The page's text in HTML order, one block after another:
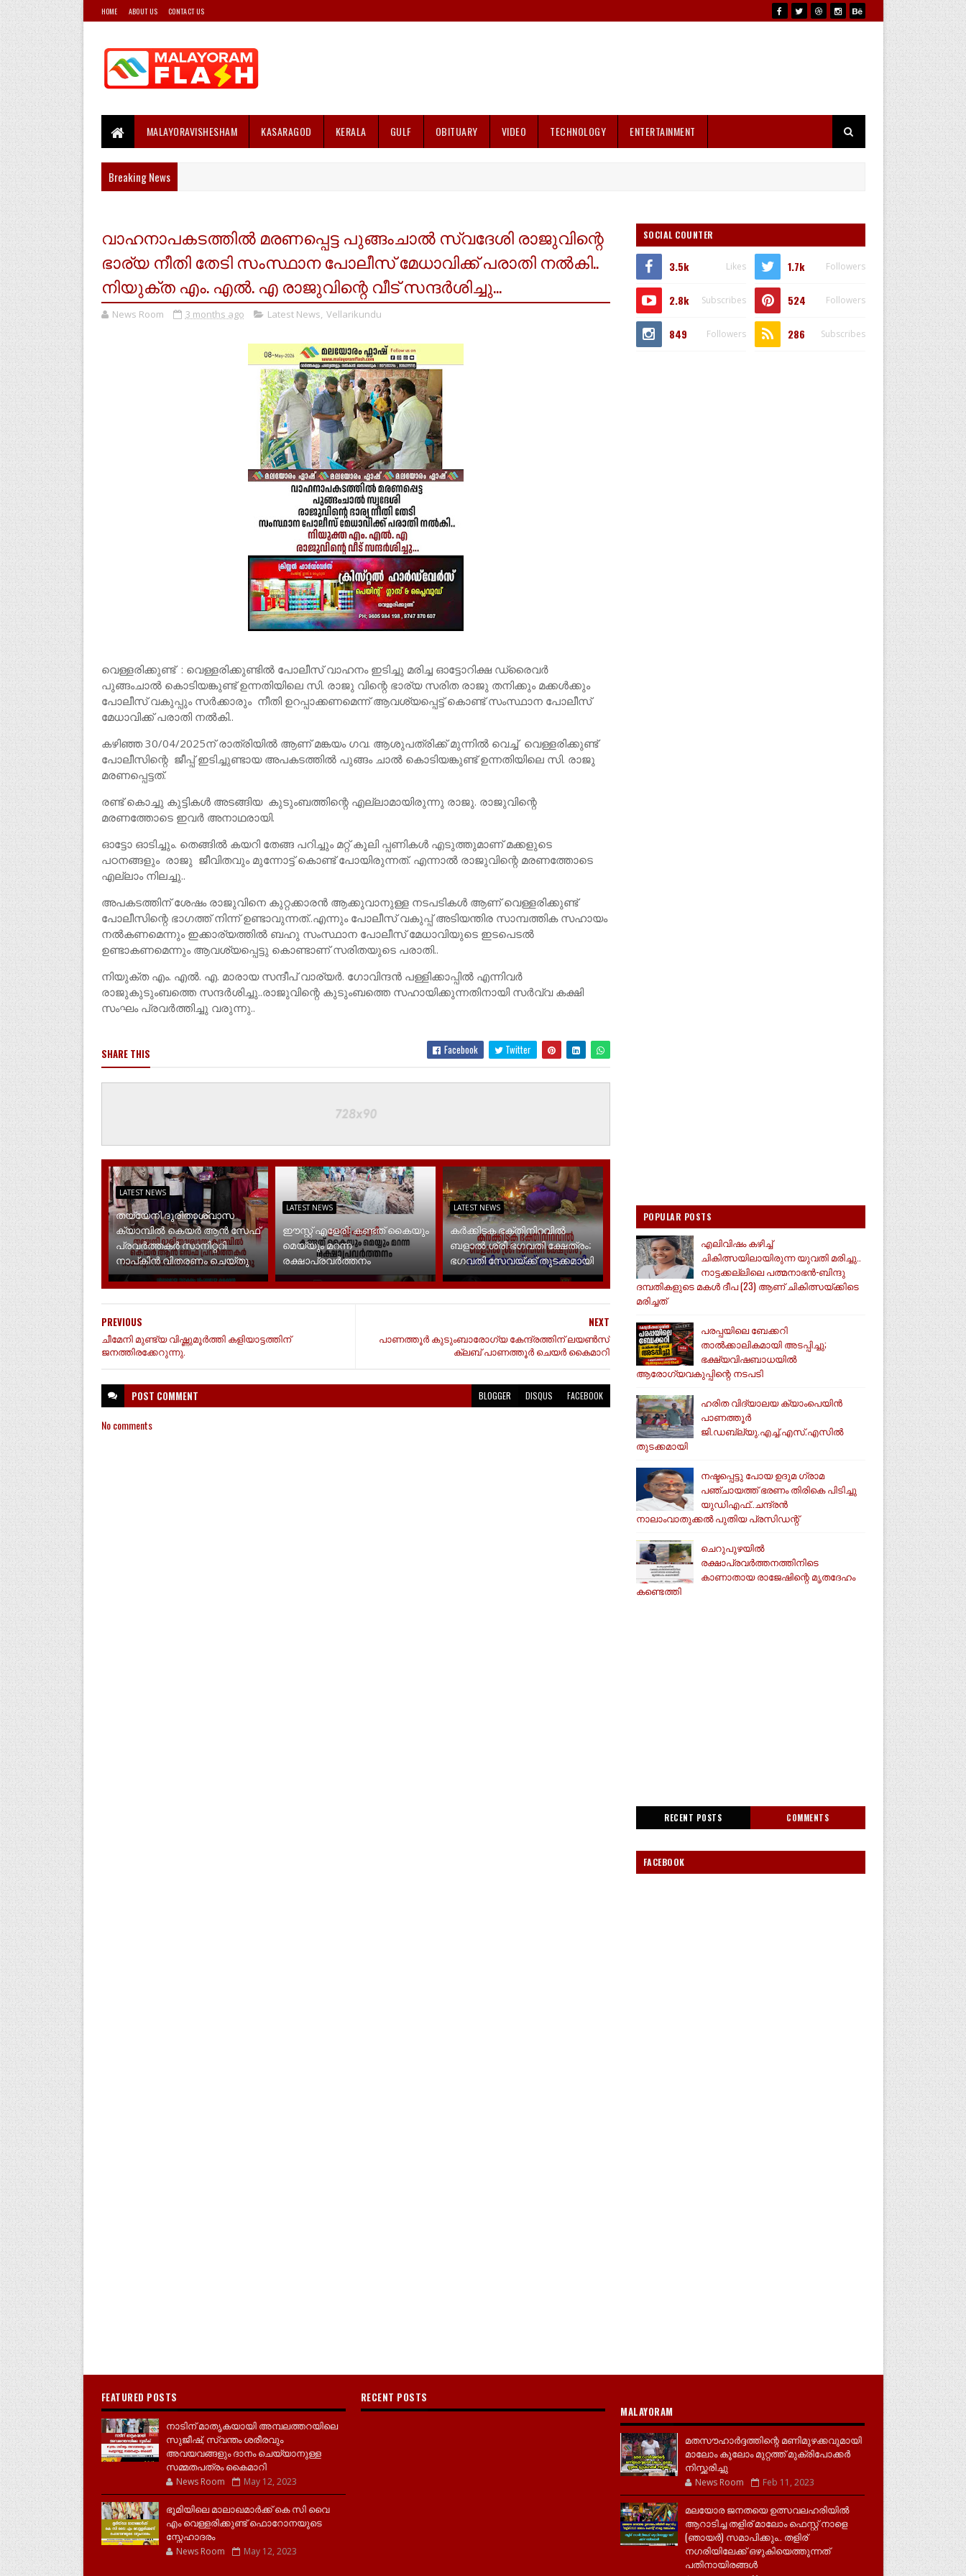
HOME ABOUT US CONTACT US
MALAYORAVISHESHAM KASARAGOD KERALA GULF OBITUARY VIDEO TECHNOLOGY ENTERTAINMENT
Breaking News
വാഹനാപകടത്തിൽ മരണപ്പെട്ട പുങ്ങംചാൽ സ്വദേശി രാജുവിന്റെ
ഭാര്യ നീതി തേടി സംസ്ഥാന പോലീസ് മേധാവിക്ക്‌ പരാതി നൽകി..
നിയുക്ത എം. എൽ. എ രാജുവിന്റെ വീട് സന്ദർശിച്ചു...
News Room 3 months ago Latest News, Vellarikundu
വെള്ളരിക്കുണ്ട് : വെള്ളരിക്കുണ്ടിൽ പോലീസ് വാഹനം ഇടിച്ചു മരിച്ച ഓട്ടോറിക്ഷ ഡ്രൈവർ
പുങ്ങംചാൽ കൊടിയങ്കുണ്ട് ഉന്നതിയിലെ സി. രാജു വിന്റെ ഭാര്യ സരിത രാജു തനിക്കും മക്കൾക്കും
പോലീസ് വകുപ്പും സർക്കാരും നീതി ഉറപ്പാക്കണമെന്ന് ആവശ്യപ്പെട്ട് കൊണ്ട് സംസ്ഥാന പോലീസ്
മേധാവിക്ക് പരാതി നൽകി..
കഴിഞ്ഞ 30/04/2025ന് രാത്രിയിൽ ആണ് മങ്കയം ഗവ. ആശുപത്രിക്ക്‌ മുന്നിൽ വെച്ച് വെള്ളരിക്കുണ്ട്
പോലീസിന്റെ ജീപ്പ് ഇടിച്ചുണ്ടായ അപകടത്തിൽ പുങ്ങം ചാൽ കൊടിയങ്കുണ്ട് ഉന്നതിയിലെ സി. രാജു
മരണപ്പെട്ടത്.
രണ്ട് കൊച്ചു കുട്ടികൾ അടങ്ങിയ കുടുംബത്തിന്റെ എല്ലാമായിരുന്നു രാജു. രാജുവിന്റെ
മരണത്തോടെ ഇവർ അനാഥരായി.
ഓട്ടോ ഓടിച്ചും. തെങ്ങിൽ കയറി തേങ്ങ പറിച്ചും മറ്റ് കൂലി പ്പണികൾ എടുത്തുമാണ് മക്കളുടെ
പഠനങ്ങളും രാജു ജീവിതവും മുന്നോട്ട് കൊണ്ട് പോയിരുന്നത്. എന്നാൽ രാജുവിന്റെ മരണത്തോടെ
എല്ലാം നിലച്ചു..
അപകടത്തിന് ശേഷം രാജുവിനെ കുറ്റക്കാരൻ ആക്കുവാനുള്ള നടപടികൾ ആണ് വെള്ളരിക്കുണ്ട്
പോലീസിന്റെ ഭാഗത്ത് നിന്ന് ഉണ്ടാവുന്നത്..എന്നും പോലീസ് വകുപ്പ് അടിയന്തിര സാമ്പത്തിക സഹായം
നൽകണമെന്നും ഇക്കാര്യത്തിൽ ബഹു സംസ്ഥാന പോലീസ് മേധാവിയുടെ ഇടപെടൽ
ഉണ്ടാകണമെന്നും ആവശ്യപ്പെട്ടു കൊണ്ടാണ് സരിതയുടെ പരാതി..
നിയുക്‌ത എം. എൽ. എ. മാരായ സന്ദീപ് വാര്യർ. ഗോവിന്ദൻ പള്ളിക്കാപ്പിൽ എന്നിവർ
രാജുകുടുംബത്തെ സന്ദർശിച്ചു..രാജുവിന്റെ കുടുംബത്തെ സഹായിക്കുന്നതിനായി സർവ്വ കക്ഷി
സംഘം പ്രവർത്തിച്ചു വരുന്നു..
SHARE THIS Facebook Twitter
LATEST NEWS
തയ്യേനി ദുരിതാശ്വാസ
ക്യാമ്പിൽ കെയർ ആൻ സേഫ്
പ്രവർത്തകർ സാനിറ്ററി
നാപ്കിൻ വിതരണം ചെയ്തു
LATEST NEWS
ഈസ്റ്റ് എളേരി: കണ്ടത് കൈയും
മെയ്യും മറന്ന
രക്ഷാപ്രവർത്തനം
LATEST NEWS
കർക്കിടക ഭക്തിനിറവിൽ
ബളാൽ ശ്രീ ഭഗവതി ക്ഷേത്രം;
ഭഗവതി സേവയ്ക്ക് തുടക്കമായി
NEXT
പാണത്തൂർ കുടുംബാരോഗ്യ കേന്ദ്രത്തിന് ലയൺസ്
ക്ലബ് പാണത്തൂർ ചെയർ കൈമാറി
PREVIOUS
ചീമേനി മുണ്ട്യ വിഷ്ണുമൂർത്തി കളിയാട്ടത്തിന്
ജനത്തിരക്കേറുന്നു.
POST COMMENT BLOGGER DISQUS FACEBOOK
No comments
SOCIAL COUNTER
3.5k Likes 1.7k Followers
2.8k Subscribes 524 Followers
849 Followers 286 Subscribes
POPULAR POSTS
എലിവിഷം കഴിച്ച്
ചികിത്സയിലായിരുന്ന യുവതി മരിച്ചു..
നാട്ടക്കല്ലിലെ പത്മനാഭൻ-ബിന്ദു
ദമ്പതികളുടെ മകൾ ദീപ (23) ആണ് ചികിത്സയ്ക്കിടെ
മരിച്ചത്
പരപ്പയിലെ ബേക്കറി
താൽക്കാലികമായി അടപ്പിച്ചു;
ഭക്ഷ്യവിഷബാധയിൽ
ആരോഗ്യവകുപ്പിന്റെ നടപടി
ഹരിത വിദ്യാലയ ക്യാംപെയിൻ
പാണത്തൂർ
ജി.ഡബ്ല്യു.എച്ച്.എസ്.എസിൽ
തുടക്കമായി
നഷ്ടപ്പെട്ടു പോയ ഉദുമ ഗ്രാമ
പഞ്ചായത്ത് ഭരണം തിരികെ പിടിച്ചു
യുഡിഎഫ്..ചന്ദ്രൻ
നാലാംവാതുക്കൽ പുതിയ പ്രസിഡന്റ്
ചെറുപുഴയിൽ
രക്ഷാപ്രവർത്തനത്തിനിടെ
കാണാതായ രാജേഷിന്റെ മൃതദേഹം
കണ്ടെത്തി
RECENT POSTS COMMENTS
FACEBOOK
FEATURED POSTS
നാടിന് മാതൃകയായി അമ്പലത്തറയിലെ
സുജീഷ്, സ്വന്തം ശരീരവും
അവയവങ്ങളും ദാനം ചെയ്യാനുള്ള
സമ്മതപത്രം കൈമാറി
News Room May 12, 2023
ഭൂമിയിലെ മാലാഖമാർക്ക് കെ സി വൈ
എം വെള്ളരിക്കുണ്ട് ഫൊറോനയുടെ
സ്നേഹാദരം
News Room May 12, 2023
RECENT POSTS
MALAYORAM
മതസൗഹാർദ്ദത്തിന്റെ മണിമുഴക്കവുമായി
മാലോം കൂലോം മുറ്റത്ത് മുക്രിപോക്കർ
നിസ്ക്കരിച്ചു
News Room Feb 11, 2023
മലയോര ജനതയെ ഉത്സവലഹരിയിൽ
ആറാടിച്ച തളിര് മാലോം ഫെസ്റ്റ് നാളെ
(ഞായർ) സമാപിക്കും.. തളിര്
നഗരിയിലേക്ക് ഒഴുകിയെത്തുന്നത്
പതിനായിരങ്ങൾ